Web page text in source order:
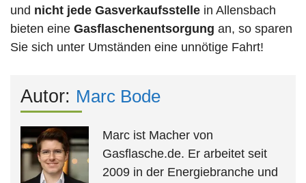
und nicht jede Gasverkaufsstelle in Allensbach
bieten eine Gasflaschenentsorgung an, so sparen
Sie sich unter Umständen eine unnötige Fahrt!
Autor: Marc Bode
Marc ist Macher von
Gasflasche.de. Er arbeitet seit
2009 in der Energiebranche und